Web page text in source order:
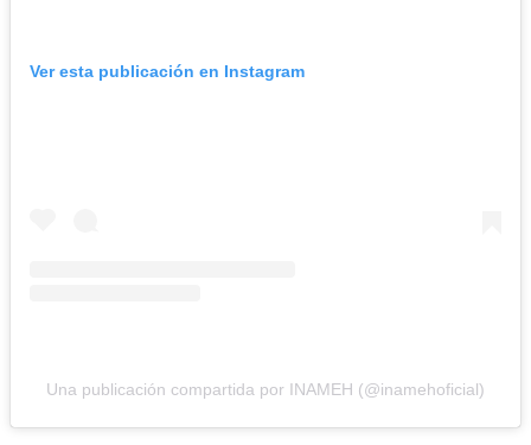
Ver esta publicación en Instagram
Una publicación compartida por INAMEH (@inamehoficial)